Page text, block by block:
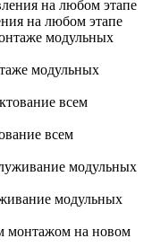
на любом этапе
модульных
всем
модульных